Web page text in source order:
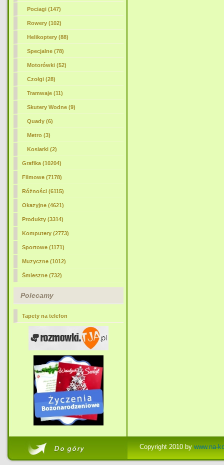
Pociagi (147)
Rowery (102)
Helikoptery (88)
Specjalne (78)
Motorówki (52)
Czołgi (28)
Tramwaje (11)
Skutery Wodne (9)
Quady (6)
Metro (3)
Kosiarki (2)
Grafika (10204)
Filmowe (7178)
Różności (6115)
Okazyjne (4621)
Produkty (3314)
Komputery (2773)
Sportowe (1171)
Muzyczne (1012)
Śmieszne (732)
Polecamy
Tapety na telefon
Copyright 2010 by www.na-